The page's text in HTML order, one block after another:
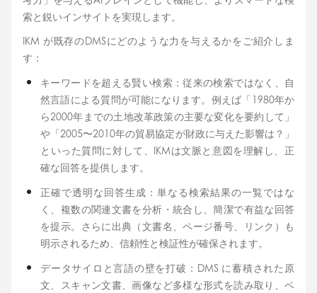
索と鋭いインサイトを実現します。
IKM が既存のDMSにどのような力を与えるかをご紹介しま
す：
キーワードを超える賢い検索：従来の検索ではなく、自
然言語による質問が可能になります。例えば「1980年か
ら2000年までの土地改革政策の主要な変化を要約して」
や「2005〜2010年の貿易協定が財政に与えた影響は？」
といった質問に対して、IKMは文脈と意図を理解し、正
確な回答を提供します。
正確で透明な回答生成：単なる検索結果の一覧ではな
く、複数の関連文書を分析・統合し、簡潔で有益な回答
を提示。さらに出典（文書名、ページ番号、リンク）も
明示されるため、信頼性と検証性が確保されます。
データサイロと言語の壁を打破：DMS に蓄積された原
文、スキャン文書、画像など多様な形式を読み取り、ベ